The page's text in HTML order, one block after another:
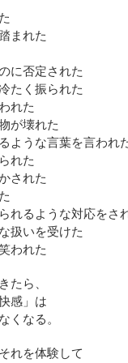
まれた
に否定された
たく振られた
れた
が壊れた
ような言葉を言われ
れた
された
れるような対応をさ
扱いを受けた
われた
たら、
感」は
くなる。
れを体験して